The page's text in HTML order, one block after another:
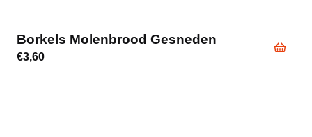
Borkels Molenbrood Gesneden
€3,60